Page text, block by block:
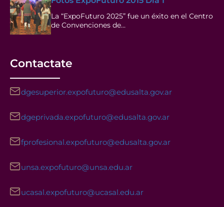
La “ExpoFuturo 2025” fue un éxito en el Centro
de Convenciones de…
Contactate
dgesuperior.expofuturo@edusalta.gov.ar
dgeprivada.expofuturo@edusalta.gov.ar
fprofesional.expofuturo@edusalta.gov.ar
unsa.expofuturo@unsa.edu.ar
ucasal.expofuturo@ucasal.edu.ar